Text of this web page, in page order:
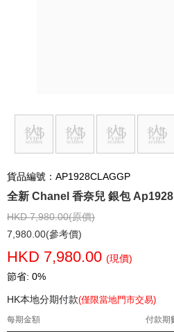
貨品編號：AP1928CLAGGP
全新 Chanel 香奈兒 銀包
HKD 7,980.00(原價)
7,980.00(參考價)
HKD 7,980.00 (現價)
節省: 0%
HK本地分期付款(僅限當地門市交易)
每期金額 付款期